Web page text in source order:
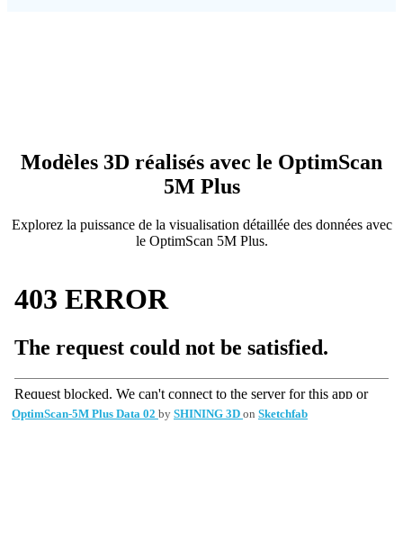
Modèles 3D réalisés avec le OptimScan
5M Plus
Explorez la puissance de la visualisation détaillée des données avec
le OptimScan 5M Plus.
OptimScan-5M Plus Data 02 by SHINING 3D on Sketchfab